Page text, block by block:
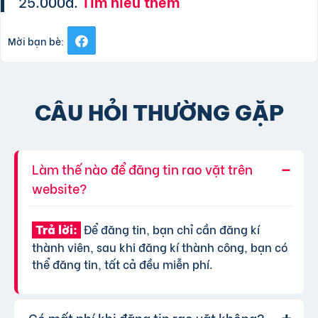
Mời bạn bè:
CÂU HỎI THƯỜNG GẶP
Làm thế nào để đăng tin rao vặt trên
website?
Trả lời: Để đăng tin, bạn chỉ cần đăng kí
thành viên, sau khi đăng kí thành công, bạn có
thể đăng tin, tất cả đều miễn phí.